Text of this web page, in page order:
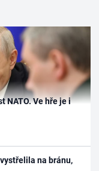
NATO. Ve hře je i
na bránu,